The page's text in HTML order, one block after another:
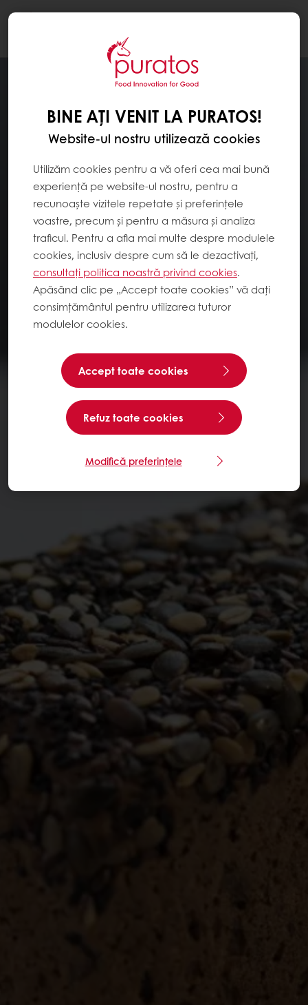
BINE AȚI VENIT LA PURATOS!
Website-ul nostru utilizează cookies
Utilizăm cookies pentru a vă oferi cea mai bună
experiență pe website-ul nostru, pentru a
recunoaște vizitele repetate și preferințele
voastre, precum și pentru a măsura și analiza
traficul. Pentru a afla mai multe despre modulele
cookies, inclusiv despre cum să le dezactivați,
consultați politica noastră privind cookies.
Apăsând clic pe „Accept toate cookies” vă dați
consimțământul pentru utilizarea tuturor
modulelor cookies.
Accept toate cookies
Refuz toate cookies
Modifică preferințele